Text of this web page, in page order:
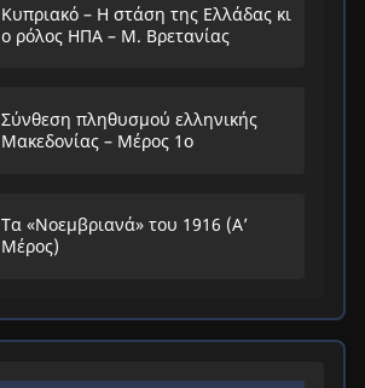
Κυπριακό – Η στάση της Ελλάδας κι
ο ρόλος ΗΠΑ – Μ. Βρετανίας
Σύνθεση πληθυσμού ελληνικής
Μακεδονίας – Μέρος 1ο
Τα «Νοεμβριανά» του 1916 (Α’
Μέρος)